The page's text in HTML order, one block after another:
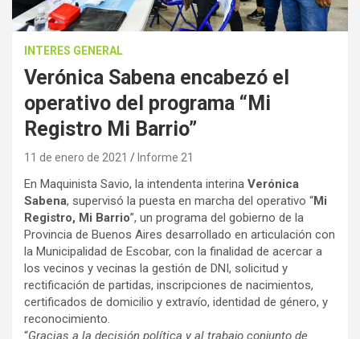
INTERES GENERAL
Verónica Sabena encabezó el
operativo del programa “Mi
Registro Mi Barrio”
11 de enero de 2021 Informe 21
En Maquinista Savio, la intendenta interina Verónica
Sabena, supervisó la puesta en marcha del operativo “Mi
Registro, Mi Barrio”, un programa del gobierno de la
Provincia de Buenos Aires desarrollado en articulación con
la Municipalidad de Escobar, con la finalidad de acercar a
los vecinos y vecinas la gestión de DNI, solicitud y
rectificación de partidas, inscripciones de nacimientos,
certificados de domicilio y extravío, identidad de género, y
reconocimiento.
“Gracias a la decisión política y al trabajo conjunto de